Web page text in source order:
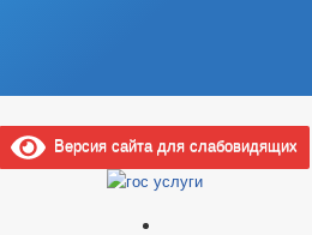
Версия сайта для слабовидящих